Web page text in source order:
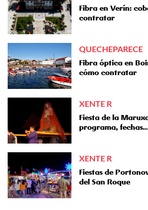
Fibra en Verín:
contratar
QUECHEPARECE
Fibra óptica en
cómo contratar
XENTE R
Fiesta de la
programa,
XENTE R
Fiestas de
del San Roque